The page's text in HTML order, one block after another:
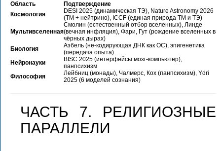
Область
Подтверждение
Космология
DESI 2025 (динамическая ТЭ), Nature Astronomy 2026
(ТМ + нейтрино), ICCF (единая природа ТМ и ТЭ)
Мультивселенная
Смолин (естественный отбор вселенных), Линде
(вечная инфляция), Фари, Гут (рождение вселенных в
чёрных дырах)
Биология
Азбель (не-кодирующая ДНК как ОС), эпигенетика
(передача опыта)
Нейронауки
BISC 2025 (интерфейсы мозг-компьютер),
панпсихизм
Философия
Лейбниц (монады), Чалмерс, Кох (панпсихизм), Ydri
2025 (6 моделей сознания)
ЧАСТЬ 7. РЕЛИГИОЗНЫЕ
ПАРАЛЛЕЛИ